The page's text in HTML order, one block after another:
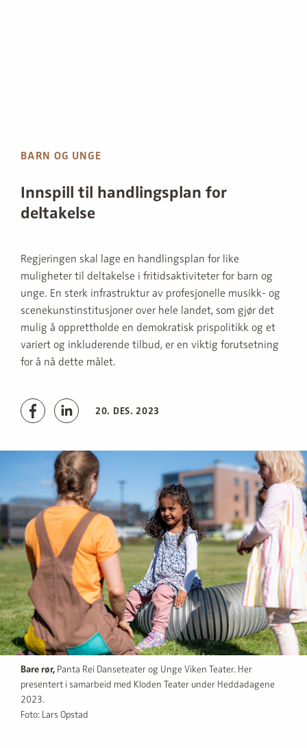
BARN OG UNGE
Innspill til handlingsplan for
deltakelse
Regjeringen skal lage en handlingsplan for like
muligheter til deltakelse i fritidsaktiviteter for barn og
unge. En sterk infrastruktur av profesjonelle musikk- og
scenekunstinstitusjoner over hele landet, som gjør det
mulig å opprettholde en demokratisk prispolitikk og et
variert og inkluderende tilbud, er en viktig forutsetning
for å nå dette målet.
20. DES. 2023
Bare rør, Panta Rei Danseteater og Unge Viken Teater. Her
presentert i samarbeid med Kloden Teater under Heddadagene
2023.
Foto: Lars Opstad